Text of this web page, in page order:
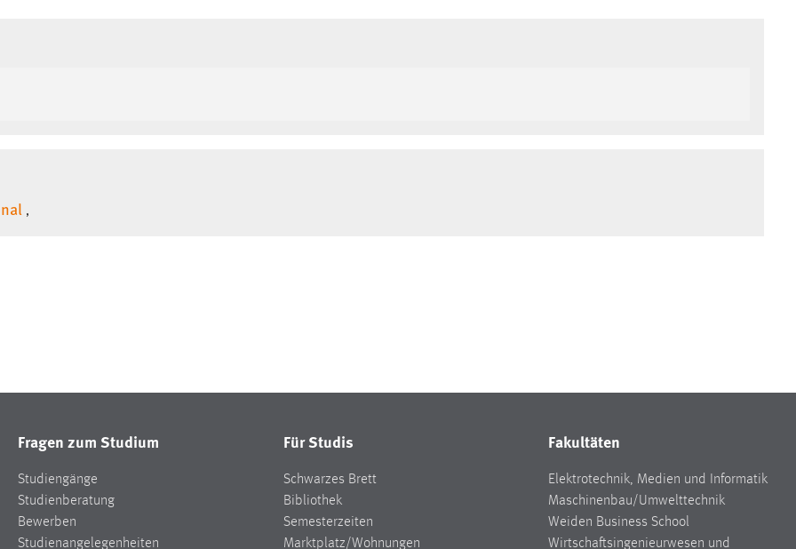
,
Fragen zum Studium
Studiengänge
Studienberatung
Bewerben
Studienangelegenheiten
Für Studis
Schwarzes Brett
Bibliothek
Semesterzeiten
Marktplatz/Wohnungen
Fakultäten
Elektrotechnik, Medien und Informatik
Maschinenbau/Umwelttechnik
Weiden Business School
Wirtschaftsingenieurwesen und